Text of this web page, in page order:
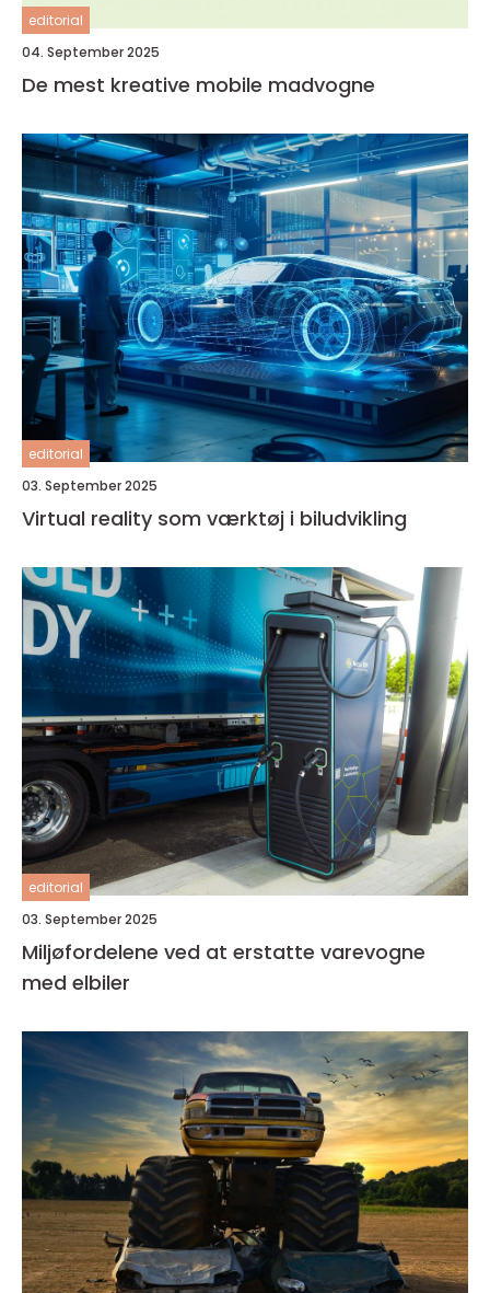
editorial
04. September 2025
De mest kreative mobile madvogne
editorial
03. September 2025
Virtual reality som værktøj i biludvikling
editorial
03. September 2025
Miljøfordelene ved at erstatte varevogne
med elbiler